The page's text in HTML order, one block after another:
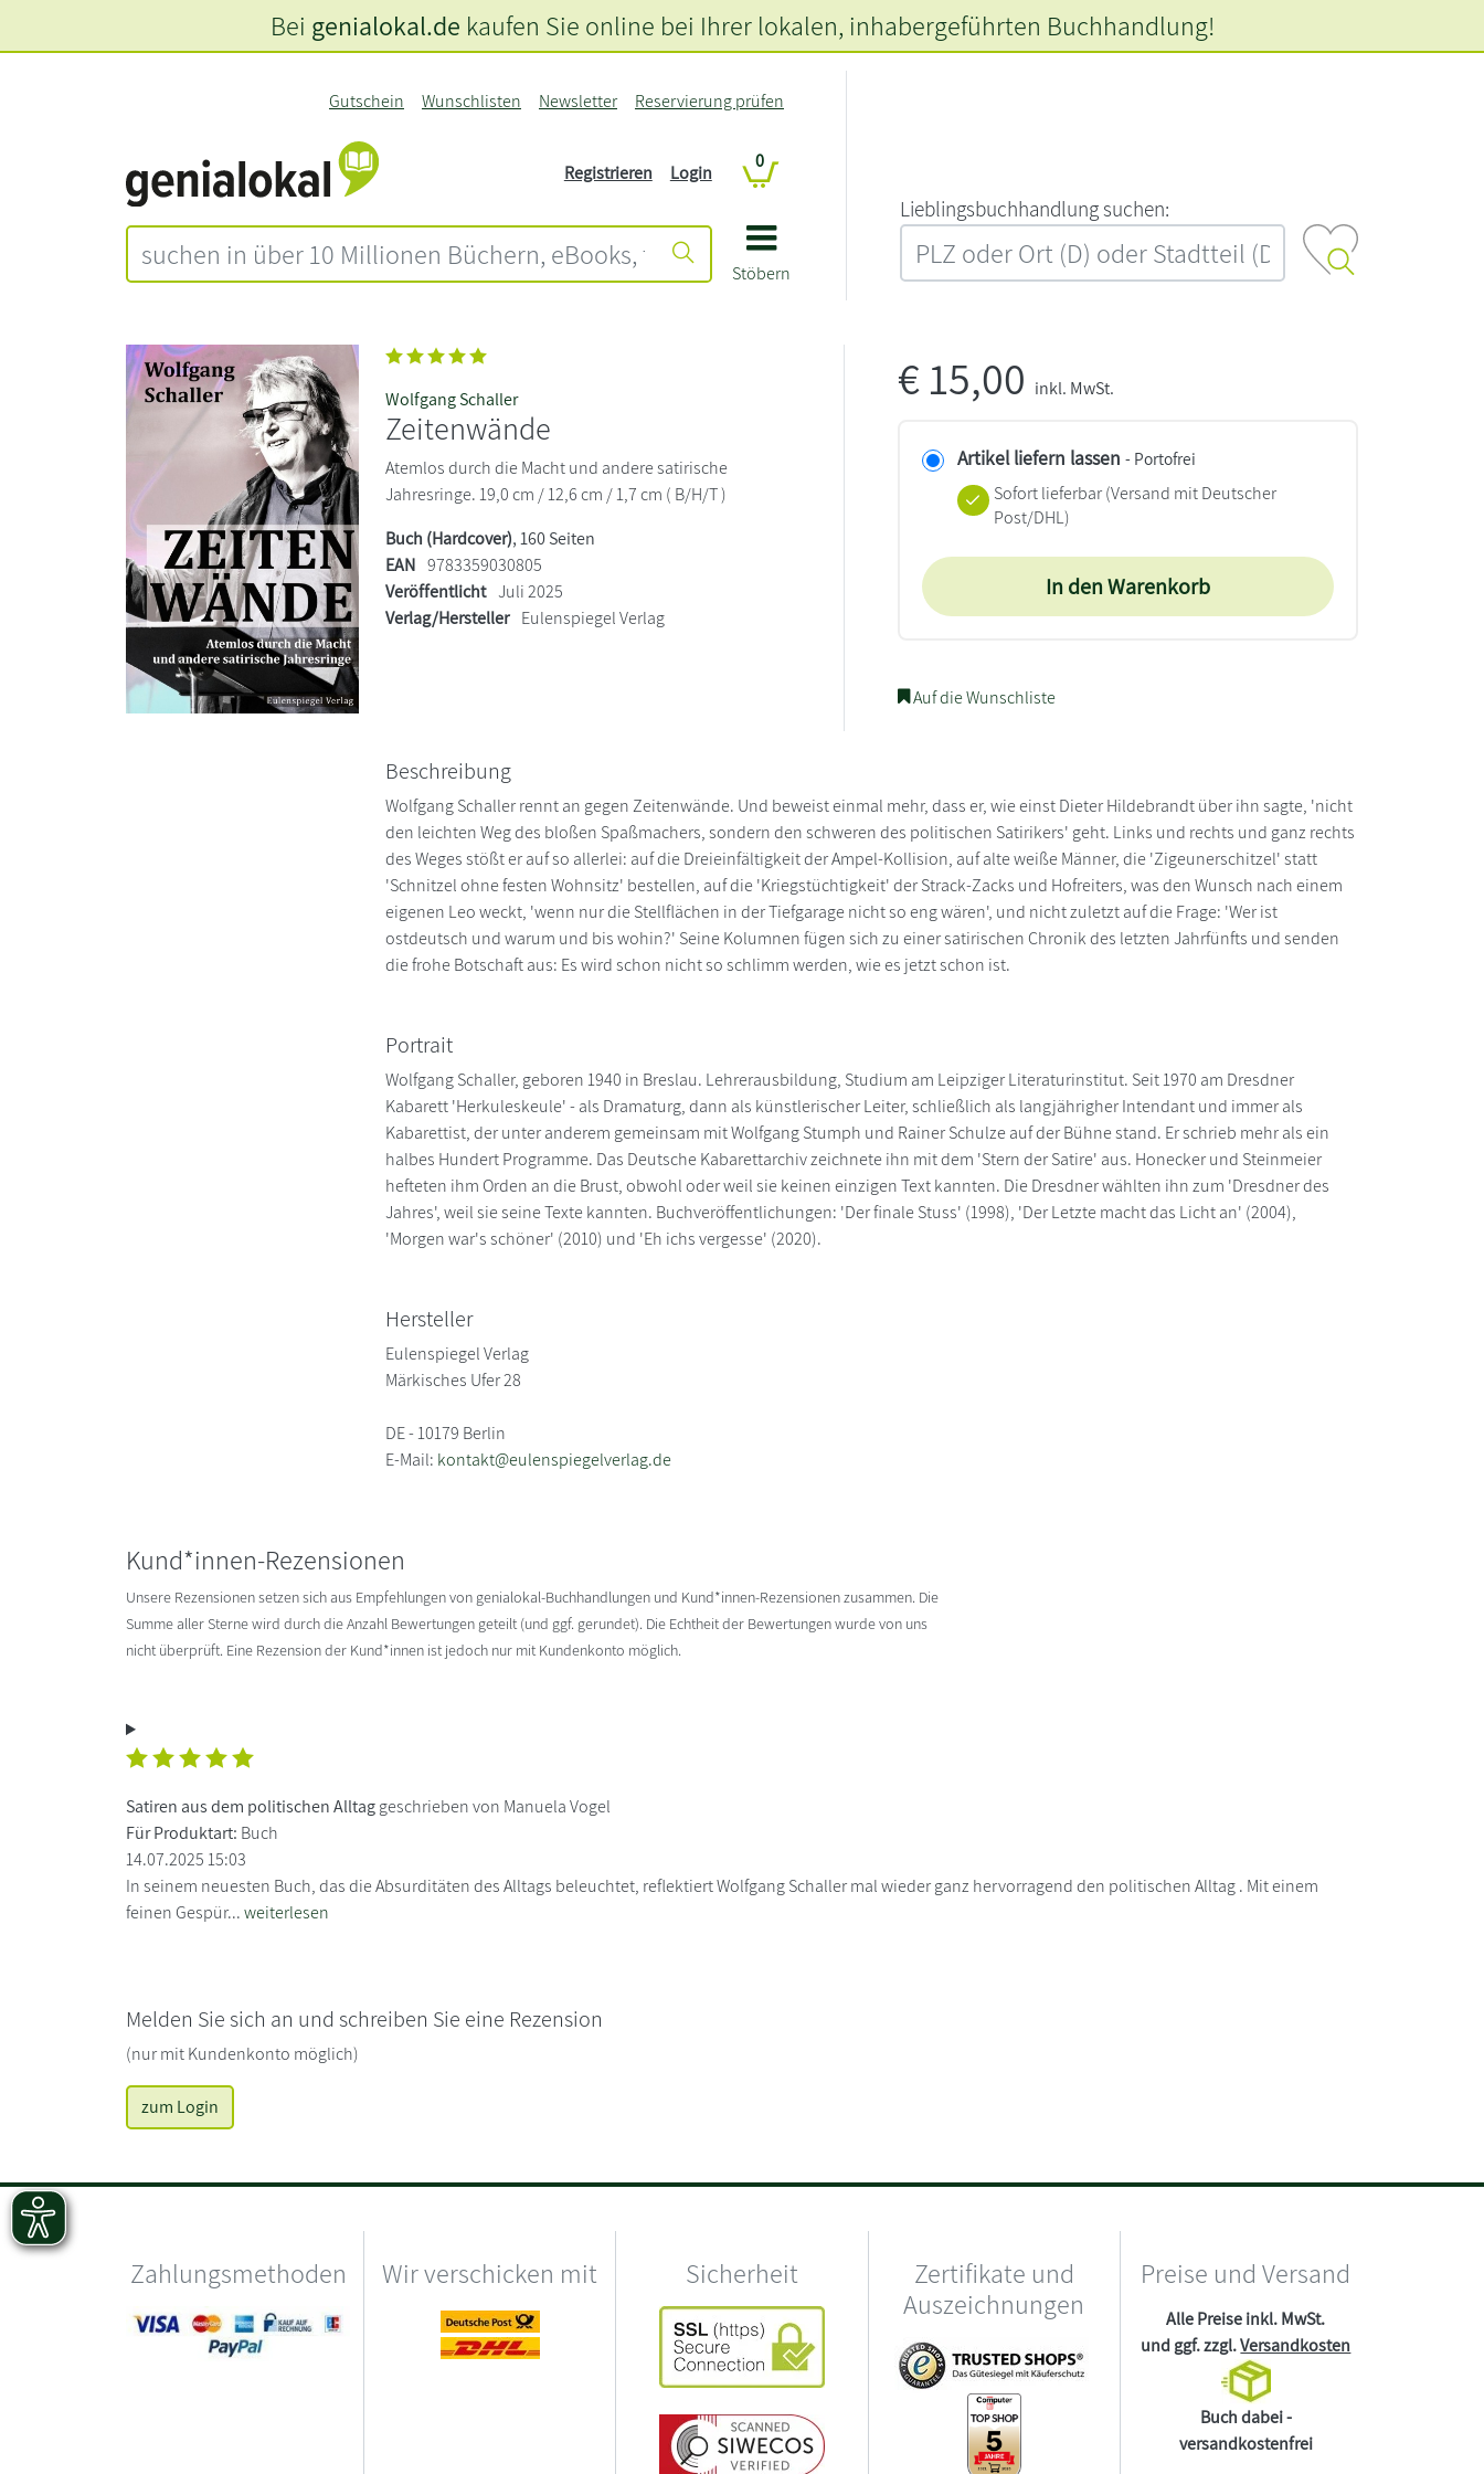
Stöbern
Gutschein Wunschlisten Newsletter Reservierung prüfen
Registrieren Login
0
L‍i‍e‍b‍l‍i‍n‍g‍s‍b‍u‍c‍h‍h‍a‍n‍d‍l‍u‍n‍g‍ ‍s‍u‍c‍h‍e‍n‍:‍
Bei genialokal.de kaufen Sie online bei Ihrer lokalen, inhabergeführten Buchhandlung!
Wolfgang Schaller
Zeitenwände
Atemlos durch die Macht und andere satirische
Jahresringe. 19,0 cm / 12,6 cm / 1,7 cm ( B/H/T )
Buch (Hardcover), 160 Seiten
EAN 9783359030805
Veröffentlicht Juli 2025
Verlag/Hersteller Eulenspiegel Verlag
€15,00 inkl. MwSt.
Artikel liefern lassen - Portofrei
Sofort lieferbar(Versand mit Deutscher
Post/DHL)
In den Warenkorb
Auf die Wunschliste
Beschreibung
Wolfgang Schaller rennt an gegen Zeitenwände. Und beweist einmal mehr, dass er, wie einst Dieter Hildebrandt über ihn sagte, 'nicht
den leichten Weg des bloßen Spaßmachers, sondern den schweren des politischen Satirikers' geht. Links und rechts und ganz rechts
des Weges stößt er auf so allerlei: auf die Dreieinfältigkeit der Ampel-Kollision, auf alte weiße Männer, die 'Zigeunerschitzel' statt
'Schnitzel ohne festen Wohnsitz' bestellen, auf die 'Kriegstüchtigkeit' der Strack-Zacks und Hofreiters, was den Wunsch nach einem
eigenen Leo weckt, 'wenn nur die Stellflächen in der Tiefgarage nicht so eng wären', und nicht zuletzt auf die Frage: 'Wer ist
ostdeutsch und warum und bis wohin?' Seine Kolumnen fügen sich zu einer satirischen Chronik des letzten Jahrfünfts und senden
die frohe Botschaft aus: Es wird schon nicht so schlimm werden, wie es jetzt schon ist.
Portrait
Wolfgang Schaller, geboren 1940 in Breslau. Lehrerausbildung, Studium am Leipziger Literaturinstitut. Seit 1970 am Dresdner
Kabarett 'Herkuleskeule' - als Dramaturg, dann als künstlerischer Leiter, schließlich als langjährigher Intendant und immer als
Kabarettist, der unter anderem gemeinsam mit Wolfgang Stumph und Rainer Schulze auf der Bühne stand. Er schrieb mehr als ein
halbes Hundert Programme. Das Deutsche Kabarettarchiv zeichnete ihn mit dem 'Stern der Satire' aus. Honecker und Steinmeier
hefteten ihm Orden an die Brust, obwohl oder weil sie keinen einzigen Text kannten. Die Dresdner wählten ihn zum 'Dresdner des
Jahres', weil sie seine Texte kannten. Buchveröffentlichungen: 'Der finale Stuss' (1998), 'Der Letzte macht das Licht an' (2004),
'Morgen war's schöner' (2010) und 'Eh ichs vergesse' (2020).
Hersteller
Eulenspiegel Verlag
Märkisches Ufer 28
DE - 10179 Berlin
E-Mail: kontakt@eulenspiegelverlag.de
Kund*innen-Rezensionen
Unsere Rezensionen setzen sich aus Empfehlungen von genialokal-Buchhandlungen und Kund*innen-Rezensionen zusammen. Die
Summe aller Sterne wird durch die Anzahl Bewertungen geteilt (und ggf. gerundet). Die Echtheit der Bewertungen wurde von uns
nicht überprüft. Eine Rezension der Kund*innen ist jedoch nur mit Kundenkonto möglich.
Satiren aus dem politischen Alltaggeschrieben von Manuela Vogel
Für Produktart: Buch
14.07.2025 15:03
In seinem neuesten Buch, das die Absurditäten des Alltags beleuchtet, reflektiert Wolfgang Schaller mal wieder ganz hervorragend den politischen Alltag . Mit einem
feinen Gespür...weiterlesen
Melden Sie sich an und schreiben Sie eine Rezension
(nur mit Kundenkonto möglich)
zum Login
Zahlungsmethoden Wir verschicken mit Sicherheit
Zertifikate und
Auszeichnungen
Preise und Versand
Alle Preise inkl. MwSt.
und ggf. zzgl.Versandkosten
Buch dabei -
versandkostenfrei